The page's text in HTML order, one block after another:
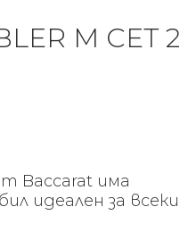
M СЕТ 2
Baccarat има
идеален за всеки